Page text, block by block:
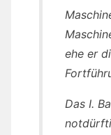
ehe er
Das I.